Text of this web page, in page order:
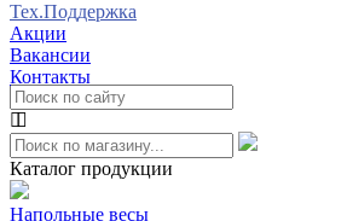
Тех.Поддержка
Акции
Вакансии
Контакты
Каталог продукции
Напольные весы